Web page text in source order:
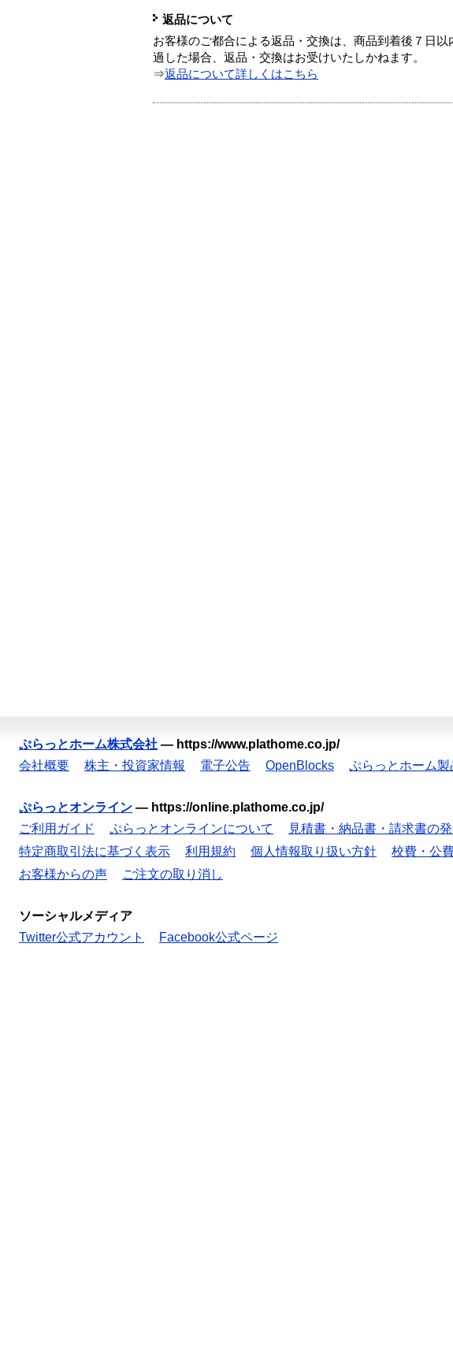
返品について
お客様のご都合による返品・交換は、商品到着後７日
過した場合、返品・交換はお受けいたしかねます。
⇒返品について詳しくはこちら
ぷらっとホーム株式会社 — https://www.plathome.co.jp/
会社概要
株主・投資家情報 電子公告 OpenBlocks ぷらっとホーム製
ぷらっとオンライン — https://online.plathome.co.jp/
ご利用ガイド
ぷらっとオンラインについて 見積書・納品書・請求書の
特定商取引法に基づく表示
利用規約 個人情報取り扱い方針 校費・公
お客様からの声
ご注文の取り消し
ソーシャルメディア
Twitter公式アカウント
Facebook公式ページ